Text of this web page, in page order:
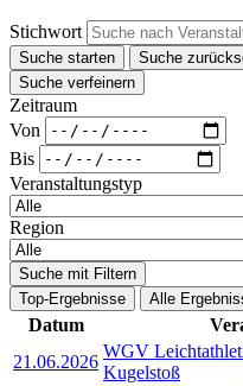
Stichwort
Suche starten
Suche
Suche verfeinern
Zeitraum
Von
Bis
Veranstaltungstyp
Region
Suche mit Filtern
Top-Ergebnisse
Alle
Datum
21.06.2026
WGV
Kugelstoß